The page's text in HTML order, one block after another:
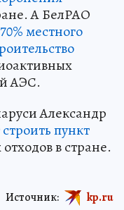
А БелРАО
местного
АЭС.
Александр
пункт
в стране.
Источник: kp.ru